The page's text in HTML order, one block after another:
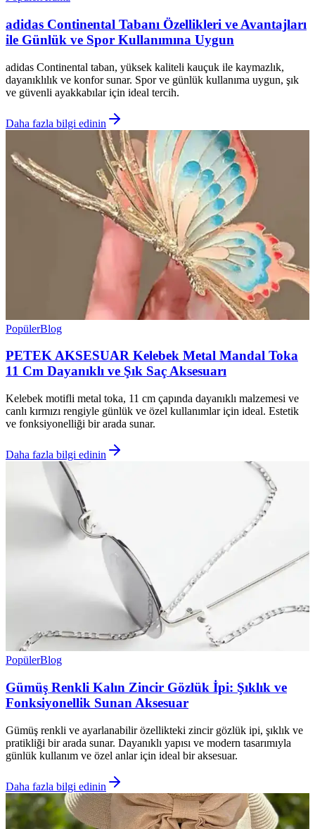
adidas Continental Tabanı Özellikleri ve Avantajları
ile Günlük ve Spor Kullanımına Uygun
adidas Continental taban, yüksek kaliteli kauçuk ile kaymazlık,
dayanıklılık ve konfor sunar. Spor ve günlük kullanıma uygun, şık
ve güvenli ayakkabılar için ideal tercih.
Daha fazla bilgi edinin
PopülerBlog
PETEK AKSESUAR Kelebek Metal Mandal Toka
11 Cm Dayanıklı ve Şık Saç Aksesuarı
Kelebek motifli metal toka, 11 cm çapında dayanıklı malzemesi ve
canlı kırmızı rengiyle günlük ve özel kullanımlar için ideal. Estetik
ve fonksiyonelliği bir arada sunar.
Daha fazla bilgi edinin
PopülerBlog
Gümüş Renkli Kalın Zincir Gözlük İpi: Şıklık ve
Fonksiyonellik Sunan Aksesuar
Gümüş renkli ve ayarlanabilir özellikteki zincir gözlük ipi, şıklık ve
pratikliği bir arada sunar. Dayanıklı yapısı ve modern tasarımıyla
günlük kullanım ve özel anlar için ideal bir aksesuar.
Daha fazla bilgi edinin